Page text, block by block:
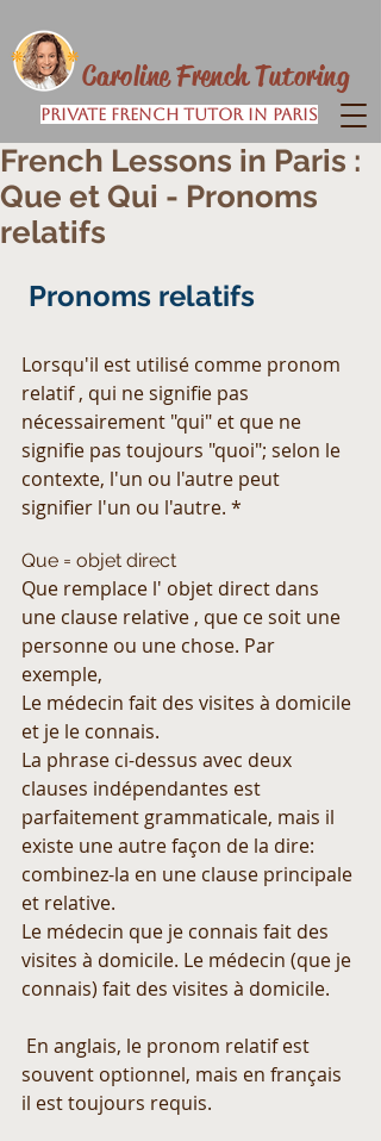
Caroline French Tutoring
Private French Tutor in Paris
French Lessons in Paris :
Que et Qui - Pronoms
relatifs
Pronoms relatifs
Lorsqu'il est utilisé comme pronom
relatif , qui ne signifie pas
nécessairement "qui" et que ne
signifie pas toujours "quoi"; selon le
contexte, l'un ou l'autre peut
signifier l'un ou l'autre. *
Que = objet direct
Que remplace l' objet direct dans
une clause relative , que ce soit une
personne ou une chose. Par
exemple,
Le médecin fait des visites à domicile
et je le connais.
La phrase ci-dessus avec deux
clauses indépendantes est
parfaitement grammaticale, mais il
existe une autre façon de la dire:
combinez-la en une clause principale
et relative.
Le médecin que je connais fait des
visites à domicile. Le médecin (que je
connais) fait des visites à domicile.
souvent optionnel, mais en français
il est toujours requis.